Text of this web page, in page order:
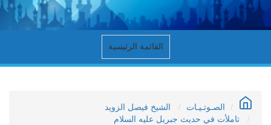
القائمة الرئيسية
الصـوتـيـات
الشيخ فيصل الزويد
تاملأت في حديث جبريل عليه السلام